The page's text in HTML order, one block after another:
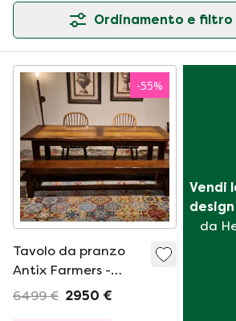
Ordinamento e filtro
-55%
Tavolo da pranzo
Antix Farmers -
220x90 con panca
6499 € 2950 €
Vendi
design
da